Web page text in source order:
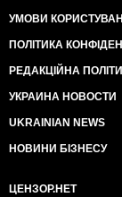
УМОВИ
ПОЛІТИКА
РЕДАКЦІЙНА
УКРАИНА НОВОСТИ
UKRAINIAN NEWS
НОВИНИ БІЗНЕСУ
ЦЕНЗОР.НЕТ